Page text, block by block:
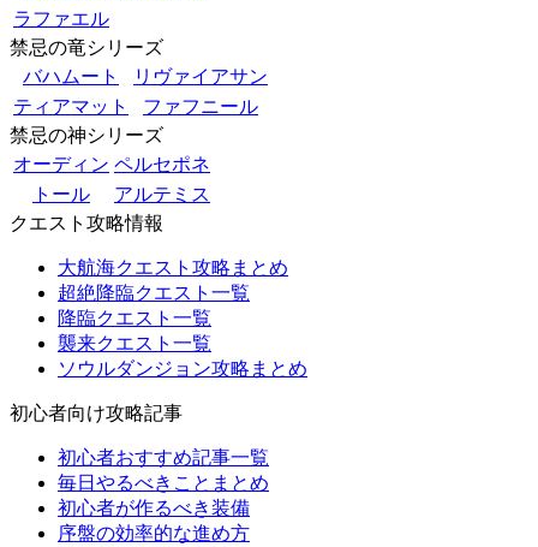
ラファエル
禁忌の竜シリーズ
バハムート
リヴァイアサン
ティアマット
ファフニール
禁忌の神シリーズ
オーディン ペルセポネ
トール
アルテミス
クエスト攻略情報
大航海クエスト攻略まとめ
超絶降臨クエスト一覧
降臨クエスト一覧
襲来クエスト一覧
ソウルダンジョン攻略まとめ
初心者向け攻略記事
初心者おすすめ記事一覧
毎日やるべきことまとめ
初心者が作るべき装備
序盤の効率的な進め方